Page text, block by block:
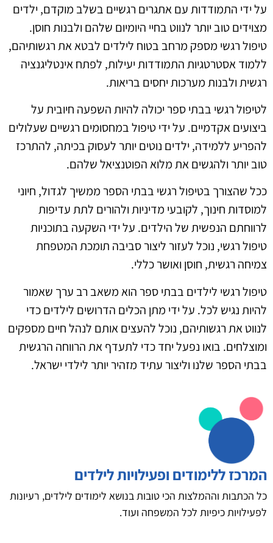
על ידי התמודדות עם אתגרים רגשיים בשלב מוקדם, ילדים
מצוידים טוב יותר לנווט בחיי היומיום שלהם ולבנות חוסן.
טיפול רגשי מספק מרחב בטוח לילדים לבטא את רגשותיהם,
ללמוד אסטרטגיות התמודדות יעילות, לפתח אינטליגנציה
רגשית ולבנות מערכות יחסים בריאות.
לטיפול רגשי בבתי ספר יכולה להיות השפעה חיובית על
ביצועים אקדמיים. על ידי טיפול במחסומים רגשיים שעלולים
להפריע ללמידה, ילדים נוטים יותר לעסוק בכיתה, להתרכז
טוב יותר ולהגשים את מלוא הפוטנציאל שלהם.
ככל שהצורך בטיפול רגשי בבתי הספר ממשיך לגדול, חיוני
למוסדות חינוך, לקובעי מדיניות ולהורים לתת עדיפות
לרווחתם הנפשית של הילדים. על ידי השקעה בתוכניות
טיפול רגשי, נוכל לעזור ליצור סביבה תומכת המטפחת
צמיחה רגשית, חוסן ואושר כללי.
טיפול רגשי לילדים בבתי ספר הוא משאב רב ערך שאמור
להיות נגיש לכל. על ידי מתן הכלים הדרושים לילדים כדי
לנווט את רגשותיהם, נוכל להעצים אותם לנהל חיים מספקים
ומוצלחים. בואו נפעל יחד כדי לתעדף את הרווחה הרגשית
בבתי הספר שלנו וליצור עתיד מזהיר יותר לילדי ישראל.
המרכז ללימודים ופעילויות לילדים
כל הכתבות וההמלצות הכי טובות בנושא לימודים לילדים, רעיונות
לפעילויות כיפיות לכל המשפחה ועוד.